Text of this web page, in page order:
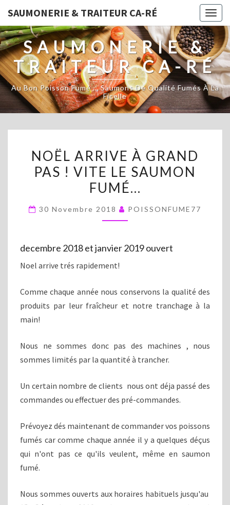
SAUMONERIE & TRAITEUR CA-RÉ
SAUMONERIE &
TRAITEUR CA-RÉ
Au Bon Poisson Fumé … Saumons De Qualité Fumés À La
Ficelle
ARRIVE
GRAND
!
FUMÉ…
NOËL ARRIVE À GRAND
PAS ! VITE LE SAUMON
FUMÉ…
30 Novembre 2018 POISSONFUME77
decembre 2018 et janvier 2019 ouvert
Noel arrive trés rapidement!
Comme chaque année nous conservons la qualité des
produits par leur fraîcheur et notre tranchage à la
main!
Nous ne sommes donc pas des machines , nous
sommes limités par la quantité à trancher.
Un certain nombre de clients nous ont déja passé des
commandes ou effectuer des pré-commandes.
Prévoyez dés maintenant de commander vos poissons
fumés car comme chaque année il y a quelques déçus
qui n'ont pas ce qu'ils veulent, même en saumon
fumé.
Nous sommes ouverts aux horaires habituels jusqu'au